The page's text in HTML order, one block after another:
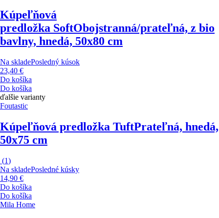
Kúpeľňová
predložka SoftObojstranná/prateľná, z bio
bavlny, hnedá, 50x80 cm
Na skladePosledný kúsok
23,40 €
Do košíka
Do košíka
ďalšie varianty
Foutastic
Kúpeľňová predložka TuftPrateľná, hnedá,
50x75 cm
(1)
Na skladePosledné kúsky
14,90 €
Do košíka
Do košíka
Mila Home